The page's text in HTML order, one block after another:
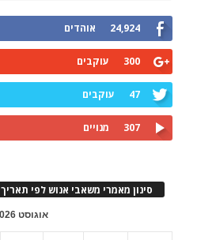
24,924 אוהדים
300 עוקבים
47 עוקבים
307 מנויים
סינון מאמרי משאבי אנוש לפי תאריך
אוגוסט 2026